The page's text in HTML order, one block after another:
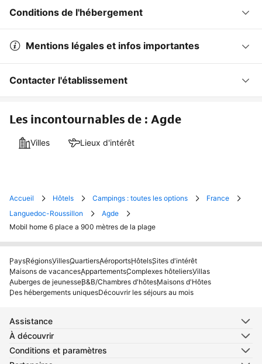
Conditions de l'hébergement
Mentions légales et infos importantes
Contacter l'établissement
Les incontournables de : Agde
Villes Lieux d'intérêt
Accueil Hôtels Campings : toutes les options
France
Languedoc-Roussillon
Agde
Mobil home 6 place a 900 mètres de la plage
PaysRégionsVillesQuartiersAéroportsHôtelsSites d'intérêt
Maisons de vacancesAppartementsComplexes hôteliersVillas
Auberges de jeunesseB&B/Chambres d'hôtesMaisons d'Hôtes
Des hébergements uniquesDécouvrir les séjours au mois
Assistance
À découvrir
Conditions et paramètres